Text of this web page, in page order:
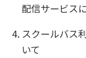
配信サービス
スクールバス
いて